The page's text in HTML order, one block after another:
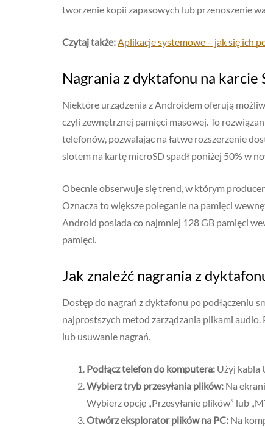
tworzenie kopii zapasowych lub przenoszenie
Czytaj także:Aplikacje systemowe – jak się ich
Nagrania z dyktafonu na karcie
Niektóre urządzenia z Androidem oferują
czyli zewnętrznej pamięci masowej. To
telefonów, pozwalając na łatwe rozszerzenie
slotem na kartę microSD spadł poniżej 50% w
Obecnie obserwuje się trend, w którym
Oznacza to większe poleganie na pamięci
Android posiada co najmniej 128 GB pamięci
pamięci.
Jak znaleźć nagrania z
Dostęp do nagrań z dyktafonu po podłączeniu
najprostszych metod zarządzania plikami
lub usuwanie nagrań.
Podłącz telefon do komputera: Użyj kabla
Wybierz tryb przesyłania plików: Na
Wybierz opcję „Przesyłanie plików” lub
Otwórz eksplorator plików na PC: Na